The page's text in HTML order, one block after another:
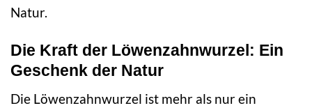
Natur.
Die Kraft der Löwenzahnwurzel: Ein
Geschenk der Natur
Die Löwenzahnwurzel ist mehr als nur ein